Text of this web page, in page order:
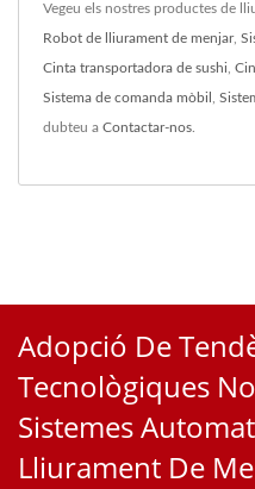
Vegeu els nostres productes de
Robot de lliurament de menjar,
Cinta transportadora de sushi
Sistema de comanda mòbil
dubteu a Contactar-nos
Adopció De
Tecnològiques
Sistemes
Lliurament De